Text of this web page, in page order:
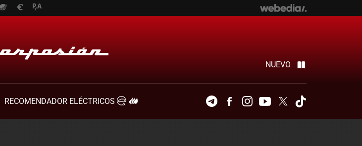
NUEVO
RECOMENDADOR ELÉCTRICOS
TelegramFacebookInstagramYoutubeTwitter